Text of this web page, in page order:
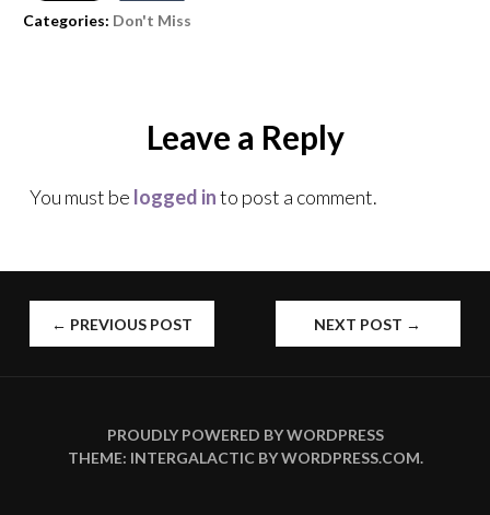
Categories: Don't Miss
Leave a Reply
You must be logged into post a comment.
POST
← PREVIOUS POST NEXT POST →
PROUDLY POWERED BY WORDPRESS
THEME: INTERGALACTIC BYWORDPRESS.COM.